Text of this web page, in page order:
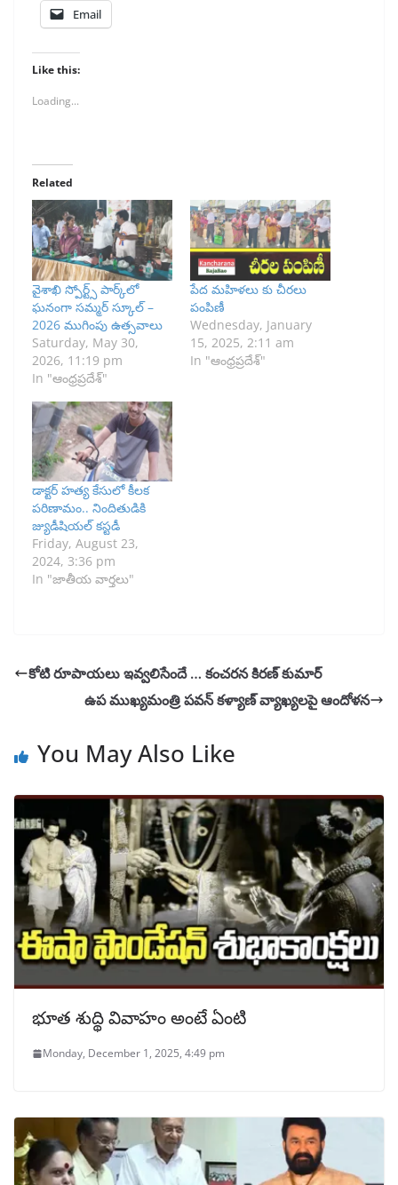
Email
Like this:
Loading...
Related
వైశాఖి స్పోర్ట్స్ పార్క్‌లో
ఘనంగా సమ్మర్ స్కూల్ –
2026 ముగింపు ఉత్సవాలు
Saturday, May 30,
2026, 11:19 pm
In "ఆంధ్రప్రదేశ్"
పేద మహిళలు కు చీరలు
పంపిణీ
Wednesday, January
15, 2025, 2:11 am
In "ఆంధ్రప్రదేశ్"
డాక్టర్ హత్య కేసులో కీలక
పరిణామం.. నిందితుడికి
జ్యుడీషియల్ కస్టడీ
Friday, August 23,
2024, 3:36 pm
In "జాతీయ వార్తలు"
కోటి రూపాయలు ఇవ్వలిసేందే … కంచరన కిరణ్ కుమార్
ఉప ముఖ్యమంత్రి పవన్ కళ్యాణ్ వ్యాఖ్యలపై ఆందోళన
You May Also Like
భూత శుద్థి వివాహం అంటే ఏంటి
Monday, December 1, 2025, 4:49 pm